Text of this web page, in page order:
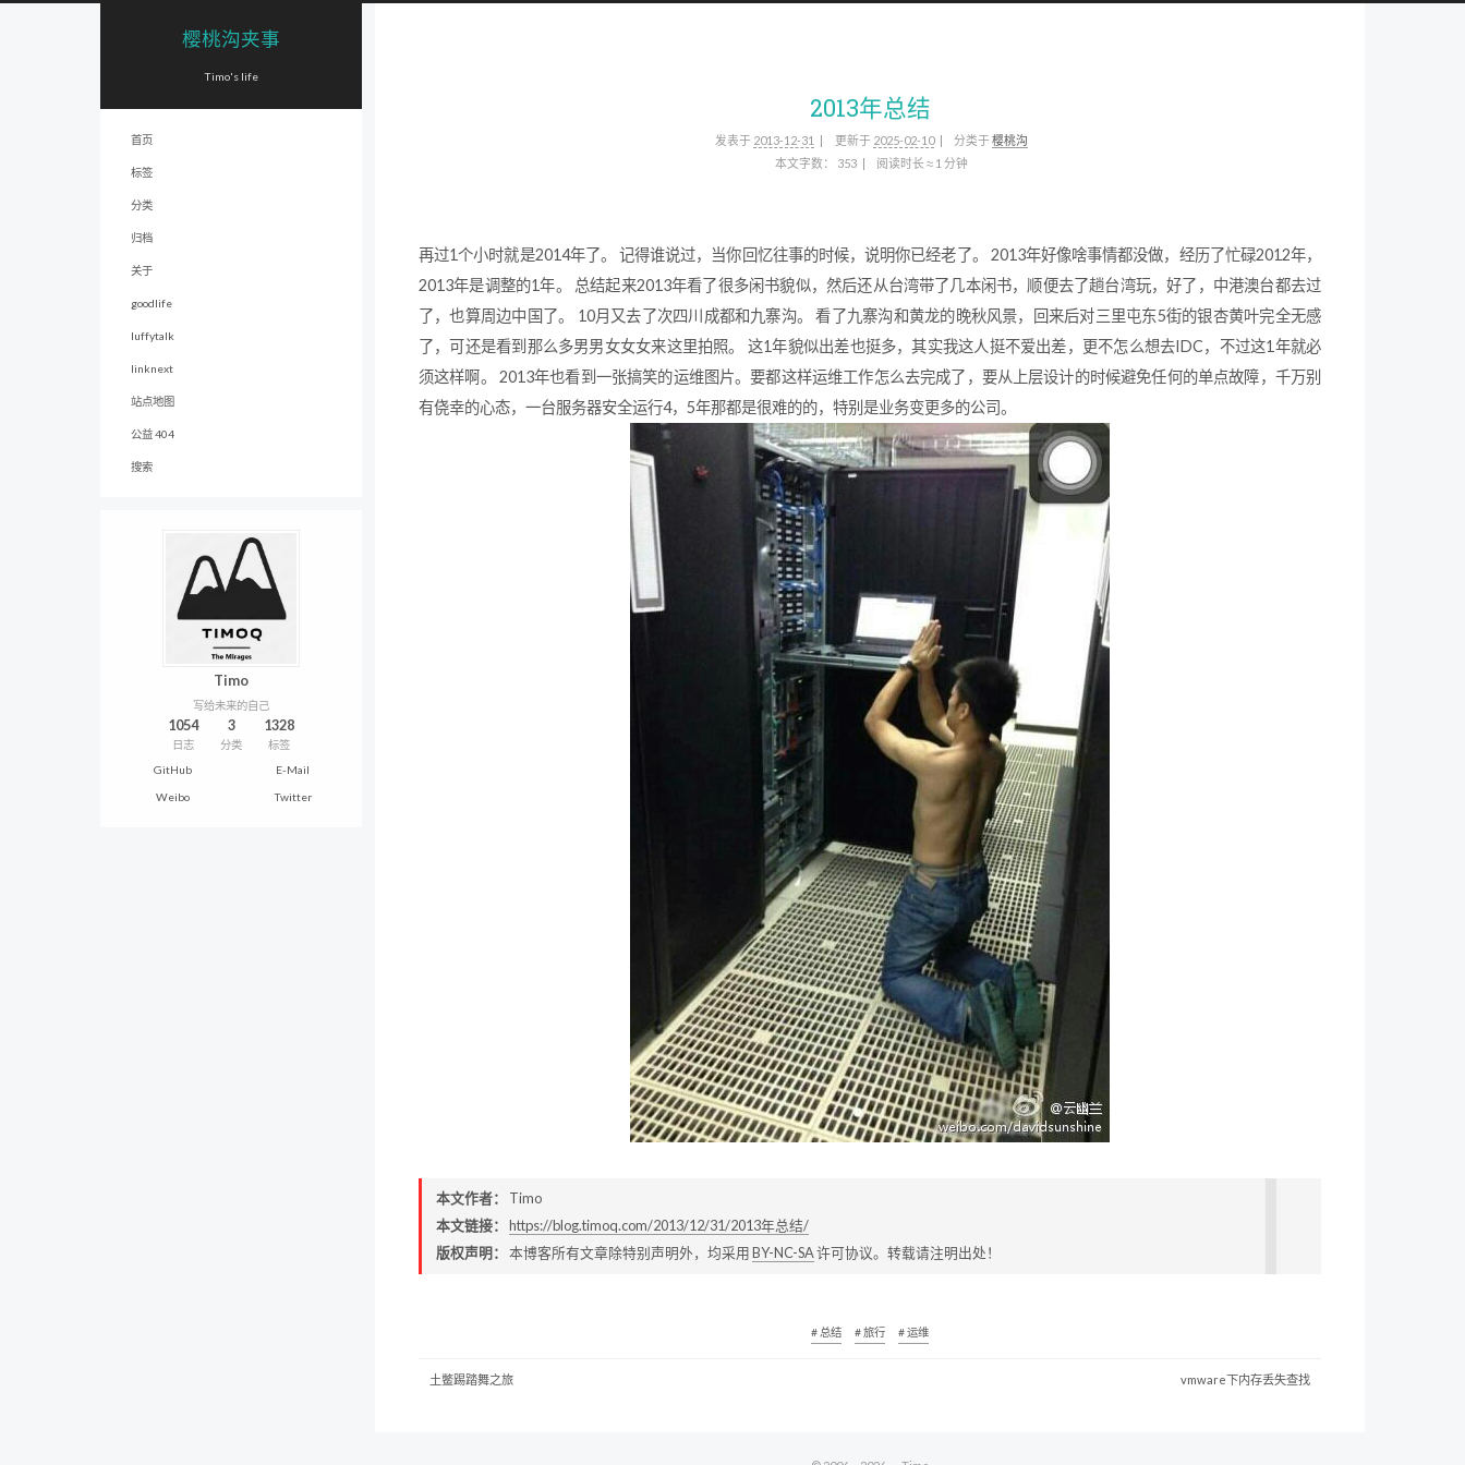
樱桃沟夹事
Timo's life
首页
标签
分类
归档
关于
goodlife
luffytalk
linknext
站点地图
公益 404
搜索
Timo
写给未来的自己
1054
日志
3
分类
1328
标签
GitHub
E-Mail
Weibo Twitter
2013年总结
发表于 2013-12-31 更新于 2025-02-10 分类于 樱桃沟
本文字数：
353 阅读时长 ≈ 1 分钟
再过1个小时就是2014年了。 记得谁说过，当你回忆往事的时候，说明你已经老了。 2013年好像啥事情都没做，经历了忙碌2012年，
2013年是调整的1年。 总结起来2013年看了很多闲书貌似，然后还从台湾带了几本闲书，顺便去了趟台湾玩，好了，中港澳台都去过
了，也算周边中国了。 10月又去了次四川成都和九寨沟。 看了九寨沟和黄龙的晚秋风景，回来后对三里屯东5街的银杏黄叶完全无感
了，可还是看到那么多男男女女女来这里拍照。 这1年貌似出差也挺多，其实我这人挺不爱出差，更不怎么想去IDC，不过这1年就必
须这样啊。 2013年也看到一张搞笑的运维图片。要都这样运维工作怎么去完成了，要从上层设计的时候避免任何的单点故障，千万别
有侥幸的心态，一台服务器安全运行4，5年那都是很难的的，特别是业务变更多的公司。
本文作者： Timo
本文链接：
https://blog.timoq.com/2013/12/31/2013年总结/
版权声明： 本博客所有文章除特别声明外，均采用BY-NC-SA许可协议。转载请注明出处！
# 总结 # 旅行 # 运维
土鳖踢踏舞之旅 vmware下内存丢失查找